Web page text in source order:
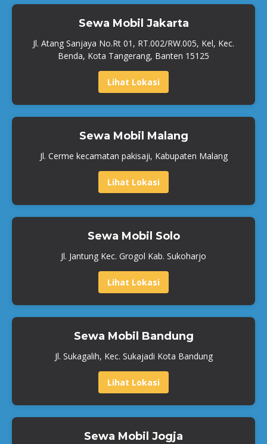
Sewa Mobil Jakarta
Jl. Atang Sanjaya No.Rt 01, RT.002/RW.005, Kel, Kec.
Benda, Kota Tangerang, Banten 15125
Lihat Lokasi
Sewa Mobil Malang
Jl. Cerme kecamatan pakisaji, Kabupaten Malang
Lihat Lokasi
Sewa Mobil Solo
Jl. Jantung Kec. Grogol Kab. Sukoharjo
Lihat Lokasi
Sewa Mobil Bandung
Jl. Sukagalih, Kec. Sukajadi Kota Bandung
Lihat Lokasi
Sewa Mobil Jogja